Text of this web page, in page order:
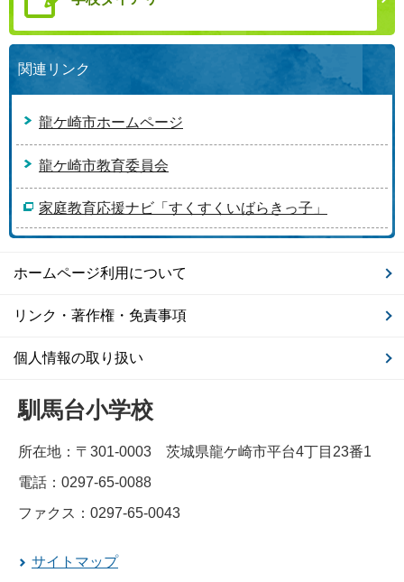
関連リンク
龍ケ崎市ホームページ
龍ケ崎市教育委員会
家庭教育応援ナビ「すくすくいばらきっ子」
ホームページ利用について
リンク・著作権・免責事項
個人情報の取り扱い
馴馬台小学校
所在地：〒301-0003 茨城県龍ケ崎市平台4丁目23番1
電話：0297-65-0088
ファクス：0297-65-0043
サイトマップ